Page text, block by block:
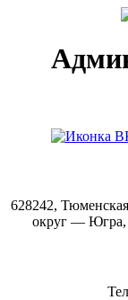
628242,
округ — Югра,